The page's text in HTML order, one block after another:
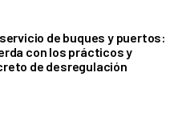
de buques y puertos:
con los prácticos y
de desregulación